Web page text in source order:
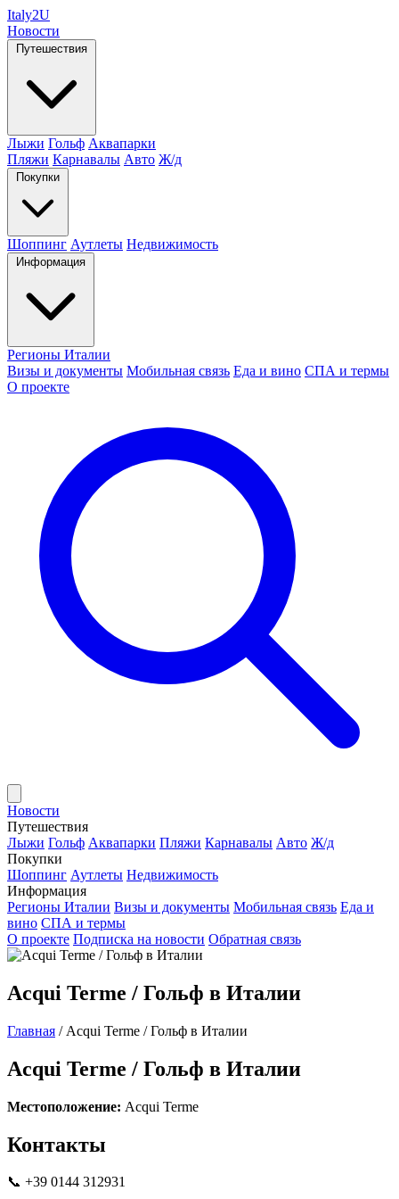
Italy2U
Новости
Путешествия
Лыжи Гольф Аквапарки
Пляжи Карнавалы Авто Ж/д
Покупки
Шоппинг Аутлеты Недвижимость
Информация
Регионы Италии
Визы и документы Мобильная связь Еда и вино СПА и термы
О проекте
Новости
Путешествия
Лыжи Гольф Аквапарки Пляжи Карнавалы Авто Ж/д
Покупки
Шоппинг Аутлеты Недвижимость
Информация
Регионы Италии Визы и документы Мобильная связь Еда и
вино СПА и термы
О проекте Подписка на новости Обратная связь
Acqui Terme / Гольф в Италии
Главная / Acqui Terme / Гольф в Италии
Acqui Terme / Гольф в Италии
Местоположение: Acqui Terme
Контакты
📞 +39 0144 312931